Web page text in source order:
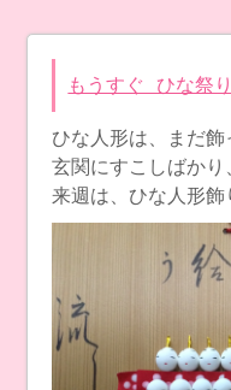
もうすぐ ひな
ひな人形は、まだ
玄関にすこしばかり
来週は、ひな人形飾